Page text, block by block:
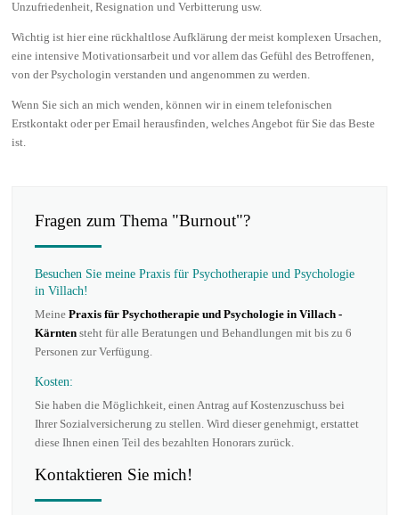
Unzufriedenheit, Resignation und Verbitterung usw.
Wichtig ist hier eine rückhaltlose Aufklärung der meist komplexen Ursachen,
eine intensive Motivationsarbeit und vor allem das Gefühl des Betroffenen,
von der Psychologin verstanden und angenommen zu werden.
Wenn Sie sich an mich wenden, können wir in einem telefonischen
Erstkontakt oder per Email herausfinden, welches Angebot für Sie das Beste
ist.
Fragen zum Thema "Burnout"?
Besuchen Sie meine Praxis für Psychotherapie und Psychologie
in Villach!
MeinePraxis für Psychotherapie und Psychologie in Villach -
Kärnten steht für alle Beratungen und Behandlungen mit bis zu 6
Personen zur Verfügung.
Kosten:
Sie haben die Möglichkeit, einen Antrag auf Kostenzuschuss bei
Ihrer Sozialversicherung zu stellen. Wird dieser genehmigt, erstattet
diese Ihnen einen Teil des bezahlten Honorars zurück.
Kontaktieren Sie mich!